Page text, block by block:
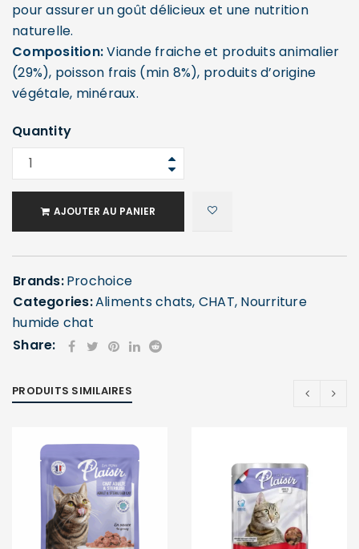
pour assurer un goût délicieux et une nutrition
naturelle.
Composition:Viande fraiche et produits animalier
(29%), poisson frais (min 8%), produits d’origine
végétale, minéraux.
Quantity
AJOUTER AU PANIER
Brands:Prochoice
Categories:Aliments chats, CHAT, Nourriture
humide chat
Share:
PRODUITS SIMILAIRES